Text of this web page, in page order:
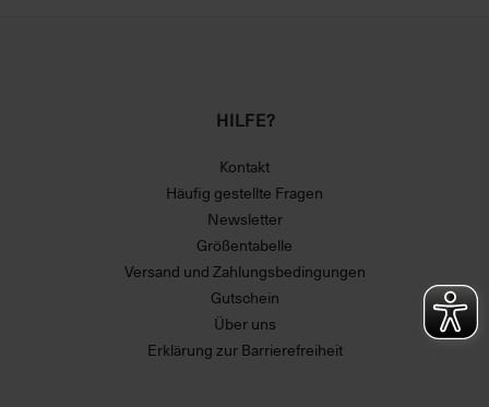
HILFE?
Kontakt
Häufig gestellte Fragen
Newsletter
Größentabelle
Versand und Zahlungsbedingungen
Gutschein
Über uns
Erklärung zur Barrierefreiheit